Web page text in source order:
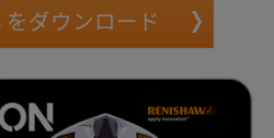
ダウンロード